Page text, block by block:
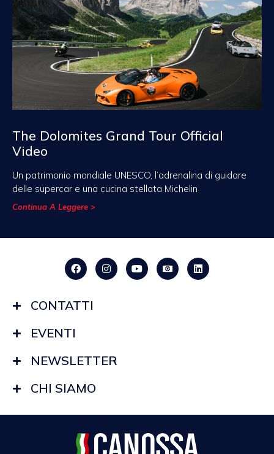
The Dolomites Grand Tour Official
Video
Un patrimonio mondiale UNESCO, l’adrenalina di guidare
delle supercar e una cucina stellata Michelin
Continua A Leggere >
CONTATTI
EVENTI
NEWSLETTER
CHI SIAMO